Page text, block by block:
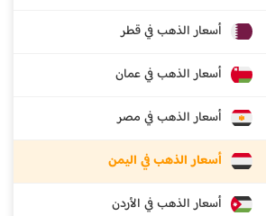
أسعار الذهب في قطر
أسعار الذهب في عمان
أسعار الذهب في مصر
أسعار الذهب في اليمن
أسعار الذهب في الأردن